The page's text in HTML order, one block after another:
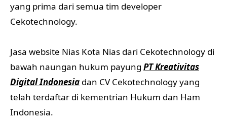
yang prima dari semua tim developer
Cekotechnology.
Jasa website Nias Kota Nias dari Cekotechnology di
bawah naungan hukum payung PT Kreativitas
Digital Indonesia dan CV Cekotechnology yang
telah terdaftar di kementrian Hukum dan Ham
Indonesia.